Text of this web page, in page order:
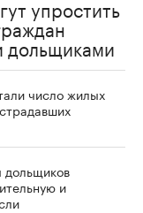
упростить
дольщиками
число жилых
и